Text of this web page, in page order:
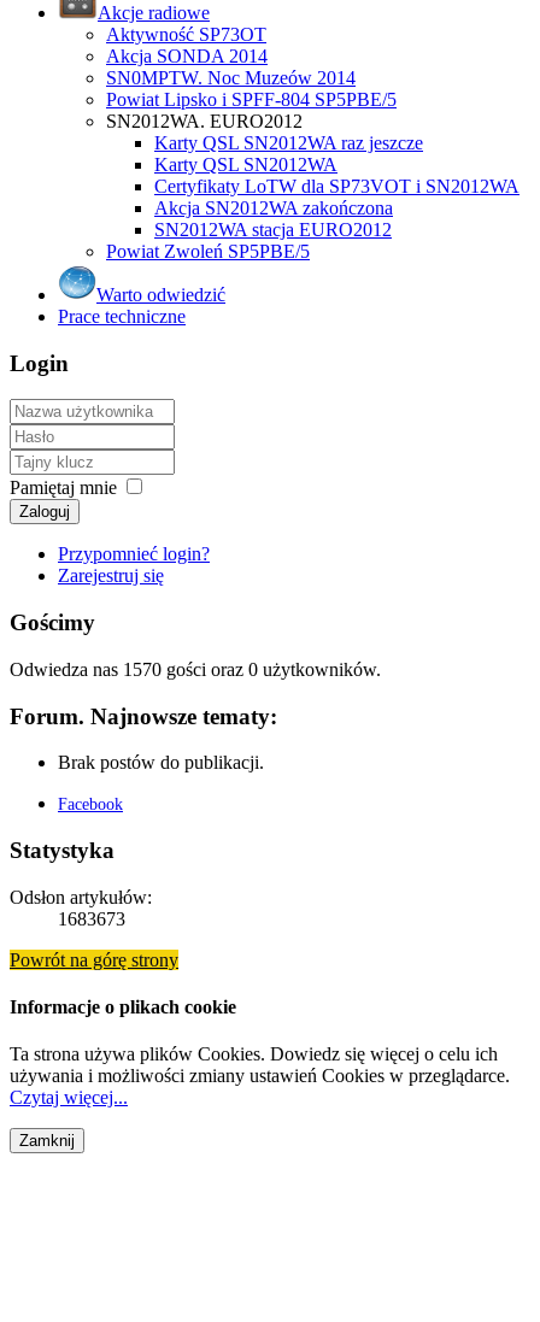
Akcje radiowe
Aktywność SP73OT
Akcja SONDA 2014
SN0MPTW. Noc Muzeów 2014
Powiat Lipsko i SPFF-804 SP5PBE/5
SN2012WA. EURO2012
Karty QSL SN2012WA raz jeszcze
Karty QSL SN2012WA
Certyfikaty LoTW dla SP73VOT i SN2012WA
Akcja SN2012WA zakończona
SN2012WA stacja EURO2012
Powiat Zwoleń SP5PBE/5
Warto odwiedzić
Prace techniczne
Login
Pamiętaj mnie
Zaloguj
Przypomnieć login?
Zarejestruj się
Gościmy
Odwiedza nas 1570 gości oraz 0 użytkowników.
Forum. Najnowsze tematy:
Brak postów do publikacji.
Facebook
Statystyka
Odsłon artykułów:
1683673
Powrót na górę strony
Informacje o plikach cookie
Ta strona używa plików Cookies. Dowiedz się więcej o celu ich
używania i możliwości zmiany ustawień Cookies w przeglądarce.
Czytaj więcej...